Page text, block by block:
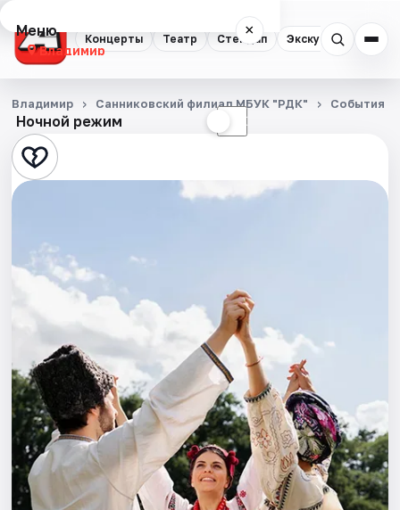
Концерты Театр Стендап Экскурсии
Меню ×
Владимир
Концерты
Театр
Стендап
События
Города
Площадки
Артисты
Рейтинги
Ночной режим ☾
Владимир Санниковский филиал МБУК "РДК" События